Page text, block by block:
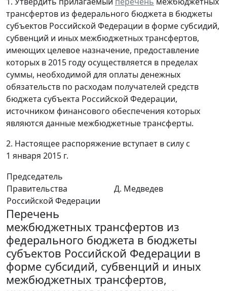
трансфертов из федерального бюджета в бюджеты
субъектов Российской Федерации в форме субсидий,
субвенций и иных межбюджетных трансфертов,
имеющих целевое назначение, предоставление
которых в 2015 году осуществляется в пределах
суммы, необходимой для оплаты денежных
обязательств по расходам получателей средств
бюджета субъекта Российской Федерации,
источником финансового обеспечения которых
являются данные межбюджетные трансферты.
2. Настоящее распоряжение вступает в силу с
1 января 2015 г.
Председатель
Правительства
Российской Федерации
Д. Медведев
Перечень
межбюджетных трансфертов из
федерального бюджета в бюджеты
субъектов Российской Федерации в
форме субсидий, субвенций и иных
межбюджетных трансфертов,